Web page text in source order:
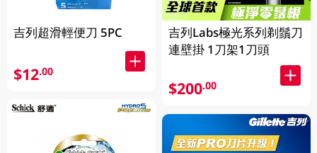
吉列超滑輕便刀 5PC
$12.00
吉列Labs極光系列剃鬚刀
連壁掛 1刀架1刀頭
$200.00